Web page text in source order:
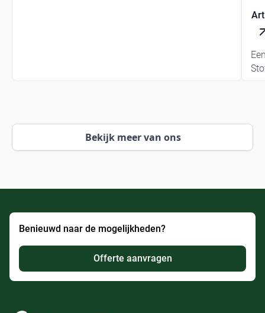
Bekijk meer van ons
Benieuwd naar de mogelijkheden?
Offerte aanvragen